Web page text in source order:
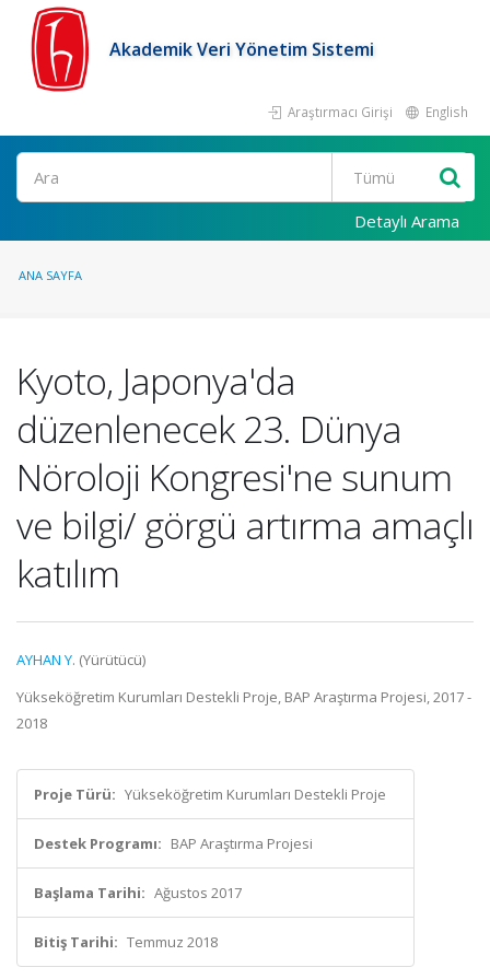
Akademik Veri Yönetim Sistemi
Araştırmacı Girişi English
Ara
Detaylı Arama
ANA SAYFA
Kyoto, Japonya'da
düzenlenecek 23. Dünya
Nöroloji Kongresi'ne sunum
ve bilgi/ görgü artırma amaçlı
katılım
AYHAN Y. (Yürütücü)
Yükseköğretim Kurumları Destekli Proje, BAP Araştırma Projesi, 2017 -
2018
Proje Türü: Yükseköğretim Kurumları Destekli Proje
Destek Programı: BAP Araştırma Projesi
Başlama Tarihi: Ağustos 2017
Bitiş Tarihi: Temmuz 2018